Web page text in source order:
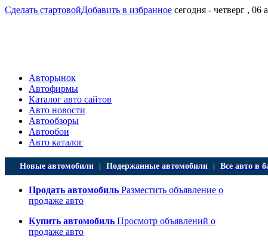
Сделать стартовойДобавить в избранное сегодня - четверг , 06
Авторынок
Автофирмы
Каталог авто сайтов
Авто новости
Автообзоры
Автообои
Авто каталог
Новые автомобили Подержанные автомобили Все авто в
Продать автомобиль Разместить объявление о
продаже авто
Купить автомобиль Просмотр объявлений о
продаже авто